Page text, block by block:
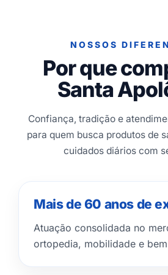
NOSSOS
Por que
Santa
Confiança, tradição e
para quem busca produtos de
cuidados diários com
Mais de 60 anos de
Atuação consolidada no
ortopedia, mobilidade e